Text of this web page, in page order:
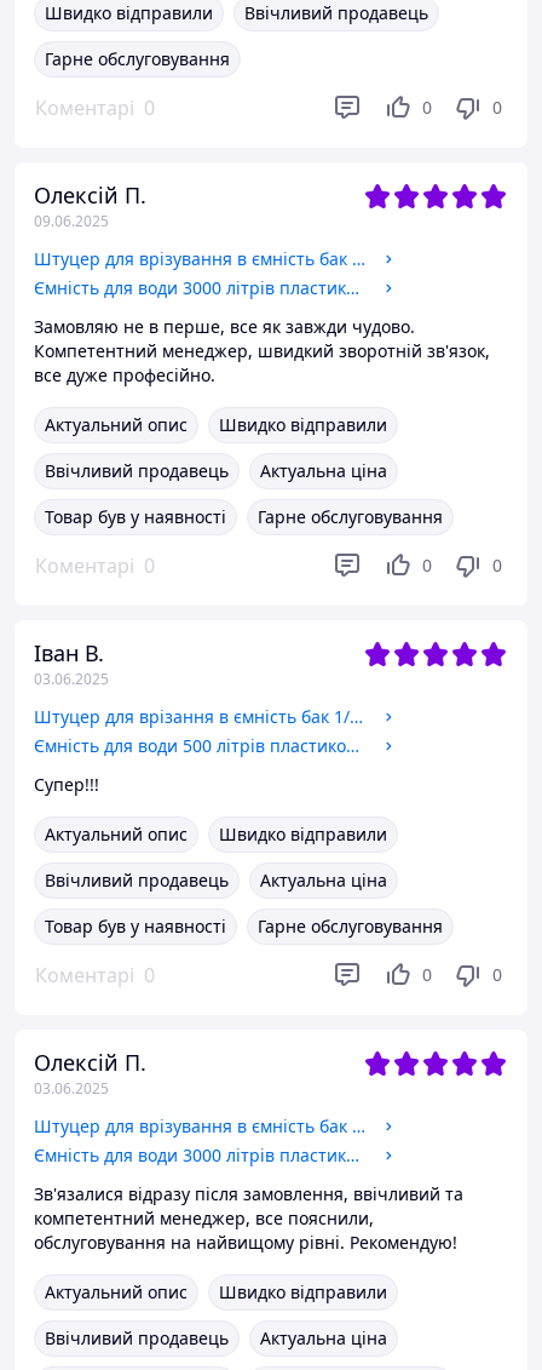
Швидко відправили
Ввічливий продавець
Гарне обслуговування
Коментарі 0 0 0
Олексій П.
09.06.2025
Штуцер для врізування в ємність бак 1 дюйма з підтискною контргайкою пластиковий. Врізка в бак, резервуар.
Ємність для води 3000 літрів пластикова. Пластикові бочки вертикальні дво- та одношарові. 3000 л. 3 куба.
Замовляю не в перше, все як завжди чудово.
Компетентний менеджер, швидкий зворотній зв'язок,
все дуже професійно.
Актуальний опис
Швидко відправили
Ввічливий продавець
Актуальна ціна
Товар був у наявності
Гарне обслуговування
Коментарі 0 0 0
Іван В.
03.06.2025
Штуцер для врізання в ємність бак 1/2" дюйма з підтискною контргайкою пластиковий. Врізка для бака, резервуар.
Ємність для води 500 літрів пластикова вертикальна харчова двошарова. Бак, бочка, резервуар 500 літрів.
Супер!!!
Актуальний опис
Швидко відправили
Ввічливий продавець
Актуальна ціна
Товар був у наявності
Гарне обслуговування
Коментарі 0 0 0
Олексій П.
03.06.2025
Штуцер для врізування в ємність бак 1 дюйма з підтискною контргайкою пластиковий. Врізка в бак, резервуар.
Ємність для води 3000 літрів пластикова. Пластикові бочки вертикальні дво- та одношарові. 3000 л. 3 куба.
Зв'язалися відразу після замовлення, ввічливий та
компетентний менеджер, все пояснили,
обслуговування на найвищому рівні. Рекомендую!
Актуальний опис
Швидко відправили
Ввічливий продавець
Актуальна ціна